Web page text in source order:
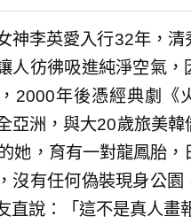
神李英愛入行32年，清
人彷彿吸進純淨空氣，
2000年後憑經典劇《
亞洲，與大20歲旅美韓
她，育有一對龍鳳胎，
沒有任何偽裝現身公園
直說：「這不是真人畫